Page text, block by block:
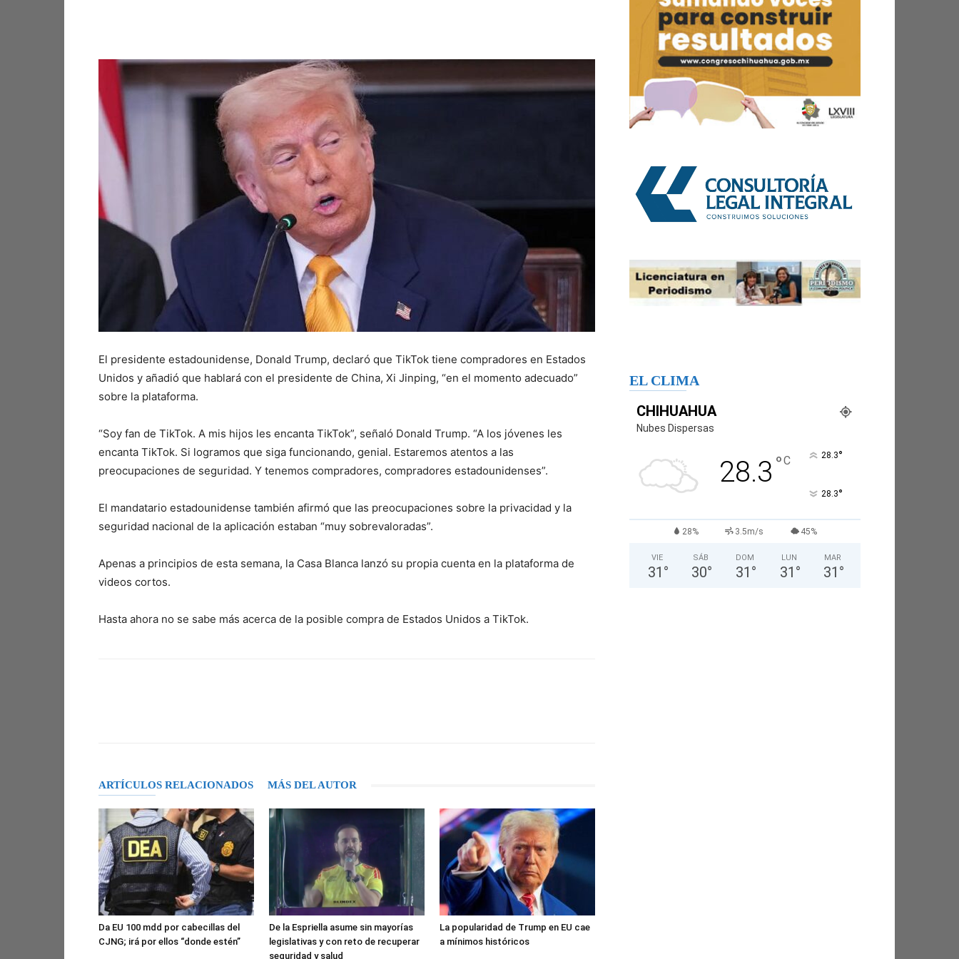
El presidente estadounidense, Donald Trump, declaró que TikTok tiene compradores en Estados
Unidos y añadió que hablará con el presidente de China, Xi Jinping, “en el momento adecuado”
sobre la plataforma.
“Soy fan de TikTok. A mis hijos les encanta TikTok”, señaló Donald Trump. “A los jóvenes les
encanta TikTok. Si logramos que siga funcionando, genial. Estaremos atentos a las
preocupaciones de seguridad. Y tenemos compradores, compradores estadounidenses”.
El mandatario estadounidense también afirmó que las preocupaciones sobre la privacidad y la
seguridad nacional de la aplicación estaban “muy sobrevaloradas”.
Apenas a principios de esta semana, la Casa Blanca lanzó su propia cuenta en la plataforma de
videos cortos.
Hasta ahora no se sabe más acerca de la posible compra de Estados Unidos a TikTok.
ARTÍCULOS RELACIONADOS MÁS DEL AUTOR
Da EU 100 mdd por cabecillas del
CJNG; irá por ellos “donde estén”
De la Espriella asume sin mayorías
legislativas y con reto de recuperar
seguridad y salud
La popularidad de Trump en EU cae
a mínimos históricos
EL CLIMA
CHIHUAHUA
Nubes Dispersas
28.3 °C 28.3°
28.3°
28% 3.5m/s 45%
VIE
31 °
SÁB
30°
DOM
31 °
LUN
31 °
MAR
31 °